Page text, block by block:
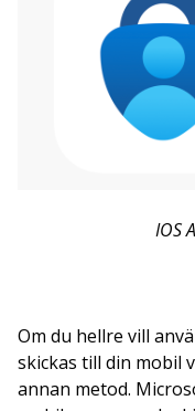
IOS
Om du hellre vill
skickas till din mobil
annan metod.